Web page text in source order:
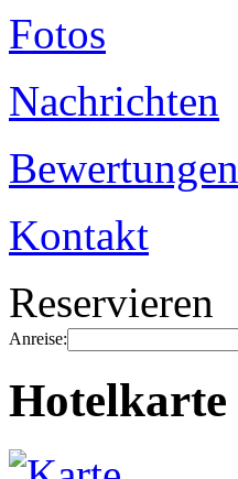
Fotos
Nachrichten
Bewertungen
Kontakt
Reservieren
Anreise:
Hotelkarte